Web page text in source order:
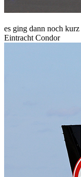
es ging dann noch
Eintracht Condor